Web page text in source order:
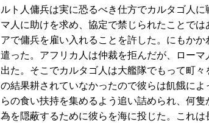
ルト人傭兵は実に恐るべき仕方でカルタゴ人
マ人に助けを求め、協定で禁じられたことで
アで傭兵を雇い入れることを許した。にもか
遣った。アフリカ人は仲裁を拒んだが、ロー
出た。そこでカルタゴ人は大艦隊でもって町
の結果耕されていなかったので彼らは飢餓に
らの食い扶持を集めるよう追い詰められ、何
為を隠蔽するために彼らを海に投じた。これ